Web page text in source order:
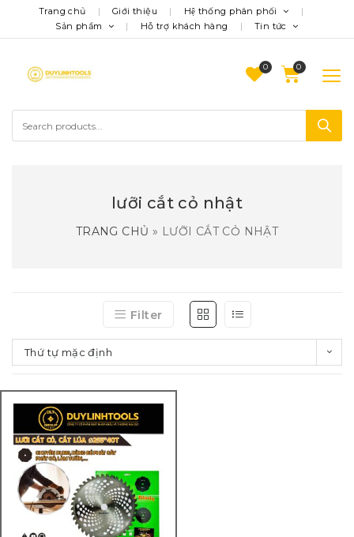
Trang chủ Giới thiệu
Hệ thống phân phối
Sản phẩm
Hỗ trợ khách hàng Tin tức
0
lưỡi cắt cỏ nhật
TRANG CHỦ » LƯỠI CẮT CỎ NHẬT
Filter
Thứ tự mặc định